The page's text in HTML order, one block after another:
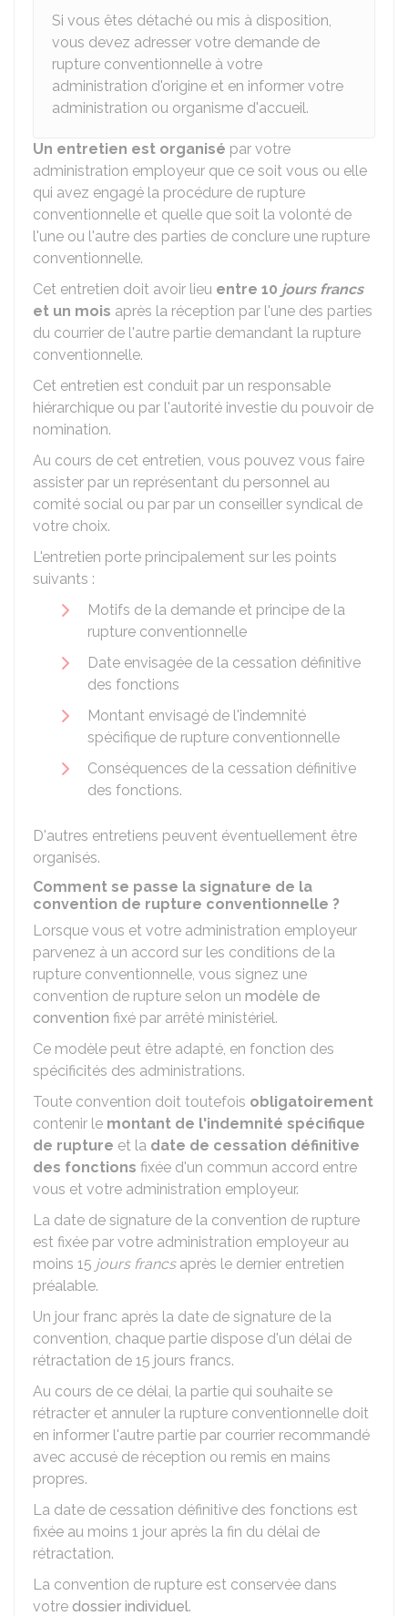
Si vous êtes détaché ou mis à disposition,
vous devez adresser votre demande de
rupture conventionnelle à votre
administration d'origine et en informer votre
administration ou organisme d'accueil.
Un entretien est organisé par votre
administration employeur que ce soit vous ou elle
qui avez engagé la procédure de rupture
conventionnelle et quelle que soit la volonté de
l'une ou l'autre des parties de conclure une rupture
conventionnelle.
Cet entretien doit avoir lieu entre 10 jours francs
et un mois après la réception par l'une des parties
du courrier de l'autre partie demandant la rupture
conventionnelle.
Cet entretien est conduit par un responsable
hiérarchique ou par l'autorité investie du pouvoir de
nomination.
Au cours de cet entretien, vous pouvez vous faire
assister par un représentant du personnel au
comité social ou par par un conseiller syndical de
votre choix.
L'entretien porte principalement sur les points
suivants :
Motifs de la demande et principe de la
rupture conventionnelle
Date envisagée de la cessation définitive
des fonctions
Montant envisagé de l'indemnité
spécifique de rupture conventionnelle
Conséquences de la cessation définitive
des fonctions.
D'autres entretiens peuvent éventuellement être
organisés.
Comment se passe la signature de la
convention de rupture conventionnelle ?
Lorsque vous et votre administration employeur
parvenez à un accord sur les conditions de la
rupture conventionnelle, vous signez une
convention de rupture selon un modèle de
convention fixé par arrêté ministériel.
Ce modèle peut être adapté, en fonction des
spécificités des administrations.
Toute convention doit toutefois obligatoirement
contenir le montant de l'indemnité spécifique
de rupture et la date de cessation définitive
des fonctions fixée d'un commun accord entre
vous et votre administration employeur.
La date de signature de la convention de rupture
est fixée par votre administration employeur au
moins 15 jours francsaprès le dernier entretien
préalable.
Un jour franc après la date de signature de la
convention, chaque partie dispose d'un délai de
rétractation de 15 jours francs.
Au cours de ce délai, la partie qui souhaite se
rétracter et annuler la rupture conventionnelle doit
en informer l'autre partie par courrier recommandé
avec accusé de réception ou remis en mains
propres.
La date de cessation définitive des fonctions est
fixée au moins 1 jour après la fin du délai de
rétractation.
La convention de rupture est conservée dans
votre dossier individuel.